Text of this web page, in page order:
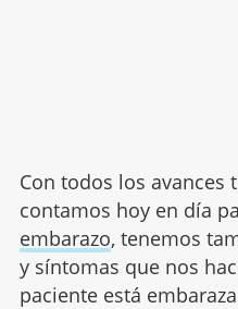
Con todos los avances
contamos hoy en día
embarazo, tenemos
y síntomas que nos
paciente está